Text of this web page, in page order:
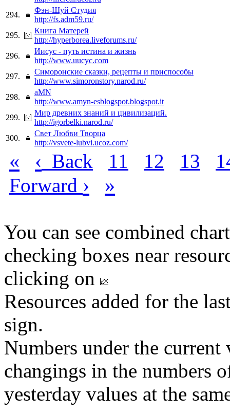
294.
Фэн-Шуй Студия
http://fs.adm59.ru/
295.
Книга Матерей
http://hyperborea.liveforums.ru/
296.
Иисус - путь истина и жизнь
http://www.uucyc.com
297.
Симоронские сказки, рецепты и приспособы
http://www.simoronstory.narod.ru/
298.
aMN
http://www.amyn-esblogspot.blogspot.it
299.
Мир древних знаний и цивилизаций.
http://igorbelki.narod.ru/
300.
Свет Любви Творца
http://vsvete-lubvi.ucoz.com/
« ‹ Back 11 12 13
Forward › »
You can see combined
checking boxes near
clicking on
Resources added for the
sign.
Numbers under the
changings in the numbers
yesterday values at the